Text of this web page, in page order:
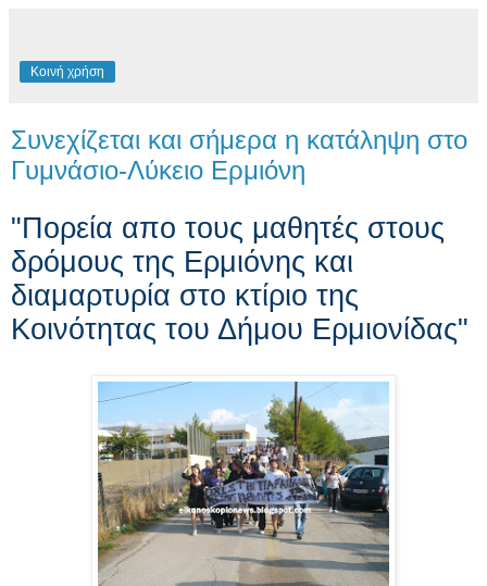
Κοινή χρήση
Συνεχίζεται και σήμερα η κατάληψη στο
Γυμνάσιο-Λύκειο Ερμιόνη
"Πορεία απο τους μαθητές στους
δρόμους της Ερμιόνης και
διαμαρτυρία στο κτίριο της
Κοινότητας του Δήμου Ερμιονίδας"